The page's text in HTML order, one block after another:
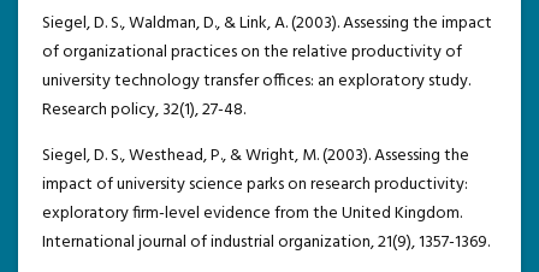
Siegel, D. S., Waldman, D., & Link, A. (2003). Assessing the impact
of organizational practices on the relative productivity of
university technology transfer offices: an exploratory study.
Research policy, 32(1), 27-48.
Siegel, D. S., Westhead, P., & Wright, M. (2003). Assessing the
impact of university science parks on research productivity:
exploratory firm-level evidence from the United Kingdom.
International journal of industrial organization, 21(9), 1357-1369.